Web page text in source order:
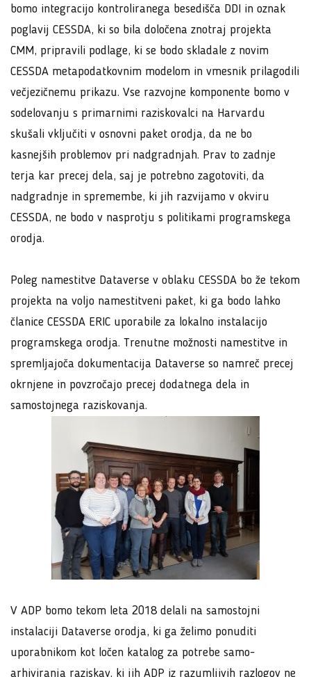
bomo integracijo kontroliranega besedišča DDI in oznak
poglavij CESSDA, ki so bila določena znotraj projekta
CMM, pripravili podlage, ki se bodo skladale z novim
CESSDA metapodatkovnim modelom in vmesnik prilagodili
večjezičnemu prikazu. Vse razvojne komponente bomo v
sodelovanju s primarnimi raziskovalci na Harvardu
skušali vključiti v osnovni paket orodja, da ne bo
kasnejših problemov pri nadgradnjah. Prav to zadnje
terja kar precej dela, saj je potrebno zagotoviti, da
nadgradnje in spremembe, ki jih razvijamo v okviru
CESSDA, ne bodo v nasprotju s politikami programskega
orodja.
Poleg namestitve Dataverse v oblaku CESSDA bo že tekom
projekta na voljo namestitveni paket, ki ga bodo lahko
članice CESSDA ERIC uporabile za lokalno instalacijo
programskega orodja. Trenutne možnosti namestitve in
spremljajoča dokumentacija Dataverse so namreč precej
okrnjene in povzročajo precej dodatnega dela in
samostojnega raziskovanja.
V ADP bomo tekom leta 2018 delali na samostojni
instalaciji Dataverse orodja, ki ga želimo ponuditi
uporabnikom kot ločen katalog za potrebe samo-
arhiviranja raziskav, ki jih ADP iz razumljivih razlogov ne